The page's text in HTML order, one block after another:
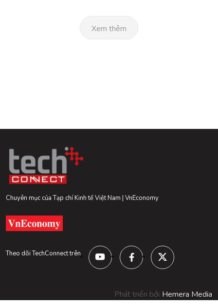
Xem thêm
Chuyên mục của Tạp chí Kinh tế Việt Nam | VnEconomy
Theo dõi TechConnect trên
Phát triển bởi Hemera Media